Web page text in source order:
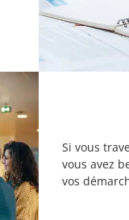
Si vous
vous avez
vos